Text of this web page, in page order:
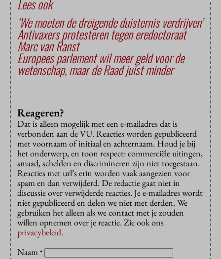
Lees ook
‘We moeten de dreigende duisternis verdrijven’
Antivaxers protesteren tegen eredoctoraat
Marc van Ranst
Europees parlement wil meer geld voor de
wetenschap, maar de Raad juist minder
Reageren?
Dat is alleen mogelijk met een e-mailadres dat is
verbonden aan de VU. Reacties worden gepubliceerd
met voornaam of initiaal en achternaam. Houd je bij
het onderwerp, en toon respect: commerciële uitingen,
smaad, schelden en discrimineren zijn niet toegestaan.
Reacties met url’s erin worden vaak aangezien voor
spam en dan verwijderd. De redactie gaat niet in
discussie over verwijderde reacties. Je e-mailadres wordt
niet gepubliceerd en delen we niet met derden. We
gebruiken het alleen als we contact met je zouden
willen opnemen over je reactie. Zie ook ons
privacybeleid.
Naam *